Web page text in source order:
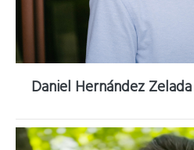
Daniel Hernández Zelada